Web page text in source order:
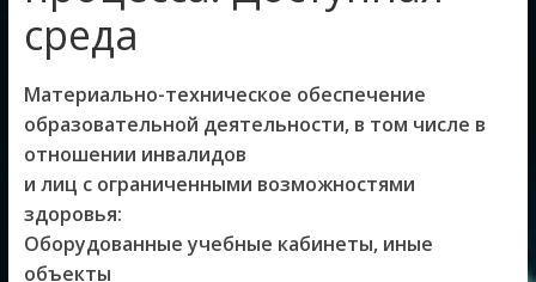
среда
Материально-техническое обеспечение
образовательной деятельности, в том числе в
отношении инвалидов
и лиц с ограниченными возможностями
здоровья:
Оборудованные учебные кабинеты, иные
объекты